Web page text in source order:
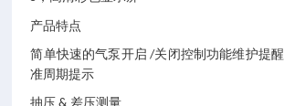
产品特点
简单快速的气泵开启 /关闭控制功能维护提醒
准周期提示
抽压 差压测量